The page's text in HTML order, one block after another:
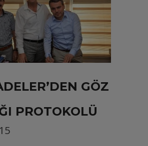
GÖZ
PROTOKOLÜ